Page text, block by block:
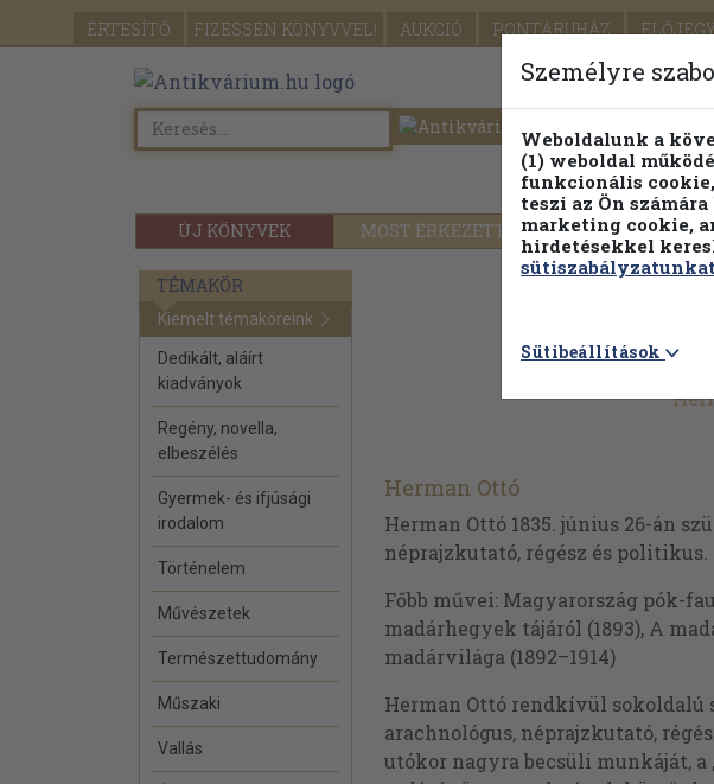
ÉRTESÍTŐ FIZESSEN KÖNYVVEL! AUKCIÓ PONTÁRUHÁZ
ÚJ KÖNYVEK MOST ÉRKEZETT PILLANATNYI
TÉMAKÖR
Kiemelt témaköreink
Dedikált, aláírt
kiadványok
Regény, novella,
elbeszélés
Gyermek- és ifjúsági
irodalom
Történelem
Művészetek
Természettudomány
Műszaki
Vallás
Herman Ottó
Herman Ottó 1835. június 26-án
néprajzkutató, régész és politikus.
Főbb művei: Magyarország pók-
madárhegyek tájáról (1893), A
madárvilága (1892–1914)
Herman Ottó rendkívül sokoldalú
arachnológus, néprajzkutató,
utókor nagyra becsüli munkáját,
Személyre
Weboldalunk a
(1) weboldal
funkcionális
teszi az Ön
marketing cookie,
hirdetésekkel
Sütibeállítások